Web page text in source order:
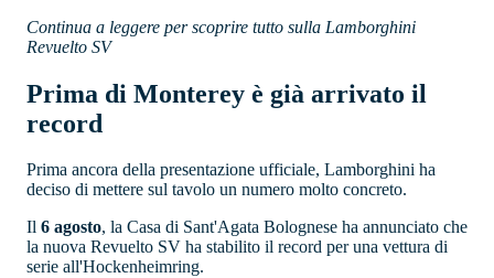
Continua a leggere per scoprire tutto sulla Lamborghini
Revuelto SV
Prima di Monterey è già arrivato il
record
Prima ancora della presentazione ufficiale, Lamborghini ha
deciso di mettere sul tavolo un numero molto concreto.
Il 6 agosto, la Casa di Sant'Agata Bolognese ha annunciato che
la nuova Revuelto SV ha stabilito il record per una vettura di
serie all'Hockenheimring.